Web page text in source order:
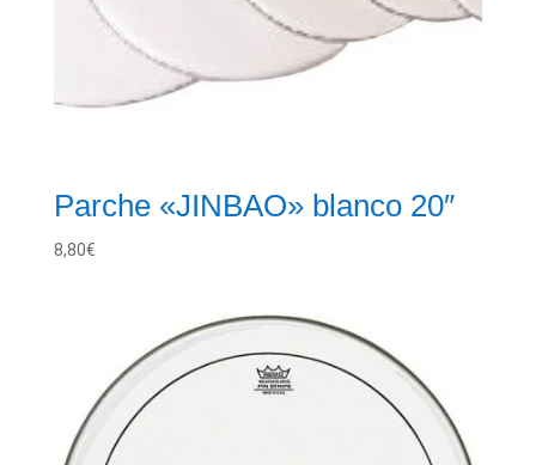
Parche «JINBAO» blanco 20″
8,80€